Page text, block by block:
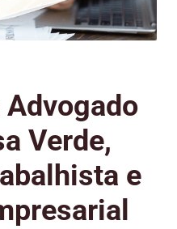
Verde,
e